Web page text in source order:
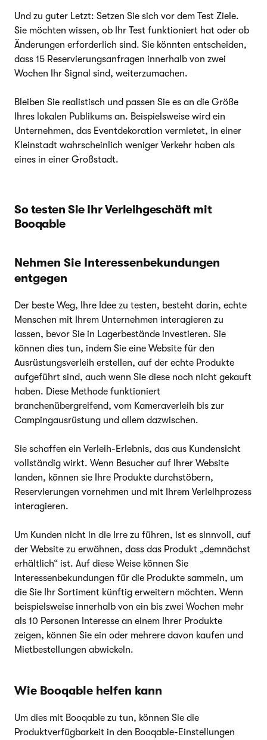
Und zu guter Letzt: Setzen Sie sich vor dem Test Ziele.
Sie möchten wissen, ob Ihr Test funktioniert hat oder ob
Änderungen erforderlich sind. Sie könnten entscheiden,
dass 15 Reservierungsanfragen innerhalb von zwei
Wochen Ihr Signal sind, weiterzumachen.
Bleiben Sie realistisch und passen Sie es an die Größe
Ihres lokalen Publikums an. Beispielsweise wird ein
Unternehmen, das Eventdekoration vermietet, in einer
Kleinstadt wahrscheinlich weniger Verkehr haben als
eines in einer Großstadt.
So testen Sie Ihr Verleihgeschäft mit
Booqable
Nehmen Sie Interessenbekundungen
entgegen
Der beste Weg, Ihre Idee zu testen, besteht darin, echte
Menschen mit Ihrem Unternehmen interagieren zu
lassen, bevor Sie in Lagerbestände investieren. Sie
können dies tun, indem Sie eine Website für den
Ausrüstungsverleih erstellen, auf der echte Produkte
aufgeführt sind, auch wenn Sie diese noch nicht gekauft
haben. Diese Methode funktioniert
branchenübergreifend, vom Kameraverleih bis zur
Campingausrüstung und allem dazwischen.
Sie schaffen ein Verleih-Erlebnis, das aus Kundensicht
vollständig wirkt. Wenn Besucher auf Ihrer Website
landen, können sie Ihre Produkte durchstöbern,
Reservierungen vornehmen und mit Ihrem Verleihprozess
interagieren.
Um Kunden nicht in die Irre zu führen, ist es sinnvoll, auf
der Website zu erwähnen, dass das Produkt „demnächst
erhältlich“ ist. Auf diese Weise können Sie
Interessenbekundungen für die Produkte sammeln, um
die Sie Ihr Sortiment künftig erweitern möchten. Wenn
beispielsweise innerhalb von ein bis zwei Wochen mehr
als 10 Personen Interesse an einem Ihrer Produkte
zeigen, können Sie ein oder mehrere davon kaufen und
Mietbestellungen abwickeln.
Wie Booqable helfen kann
Um dies mit Booqable zu tun, können Sie die
Produktverfügbarkeit in den Booqable-Einstellungen